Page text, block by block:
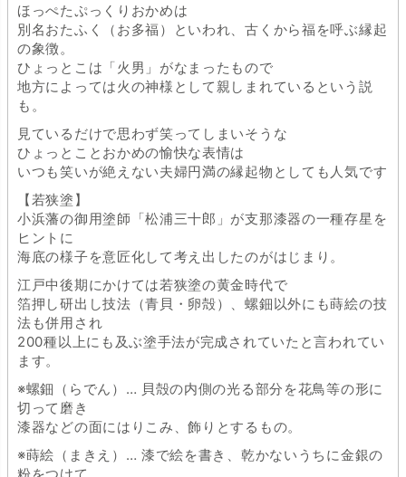
ほっぺたぷっくりおかめは
別名おたふく（お多福）といわれ、古くから福を呼ぶ縁起
の象徴。
ひょっとこは「火男」がなまったもので
地方によっては火の神様として親しまれているという説
も。
見ているだけで思わず笑ってしまいそうな
ひょっとことおかめの愉快な表情は
いつも笑いが絶えない夫婦円満の縁起物としても人気です
【若狭塗】
小浜藩の御用塗師「松浦三十郎」が支那漆器の一種存星を
ヒントに
海底の様子を意匠化して考え出したのがはじまり。
江戸中後期にかけては若狭塗の黄金時代で
箔押し研出し技法（青貝・卵殻）、螺鈿以外にも蒔絵の技
法も併用され
200種以上にも及ぶ塗手法が完成されていたと言われてい
ます。
※螺鈿（らでん）… 貝殻の内側の光る部分を花鳥等の形に
切って磨き
漆器などの面にはりこみ、飾りとするもの。
※蒔絵（まきえ）… 漆で絵を書き、乾かないうちに金銀の